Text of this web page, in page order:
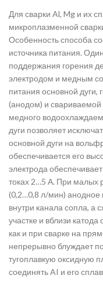
Для сварки Al, Mg и их
микроплазменной
Особенность способа
источника питания.
поддержания горения
электродом и медным
питания основной
(анодом) и
медного
дуги позволяет
основной дуги на
обеспечивается его
электрода
токах 2…5 А. При малых
(0,2…0,8 л/мин) анодное
внутри канала сопла, а
участке и вблизи
как и при сварке на
непрерывно блуждает
тугоплавкую оксидную
соединять AI и его